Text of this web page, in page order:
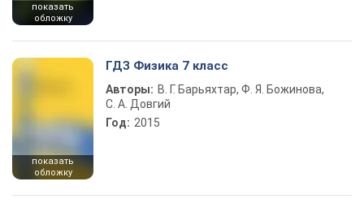
показать
обложку
показать
обложку
ГДЗ Физика 7 класс
Авторы: В. Г. Барьяхтар, Ф. Я. Божинова,
С. А. Довгий
Год: 2015